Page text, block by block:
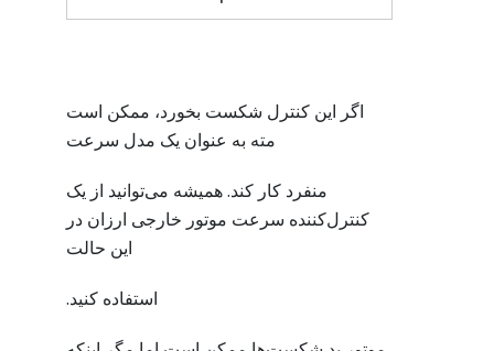
اگر این کنترل شکست بخورد، ممکن است
مته به عنوان یک مدل سرعت
منفرد کار کند. همیشه می‌توانید از یک
کنترل‌کننده سرعت موتور خارجی ارزان در
این حالت
استفاده کنید.